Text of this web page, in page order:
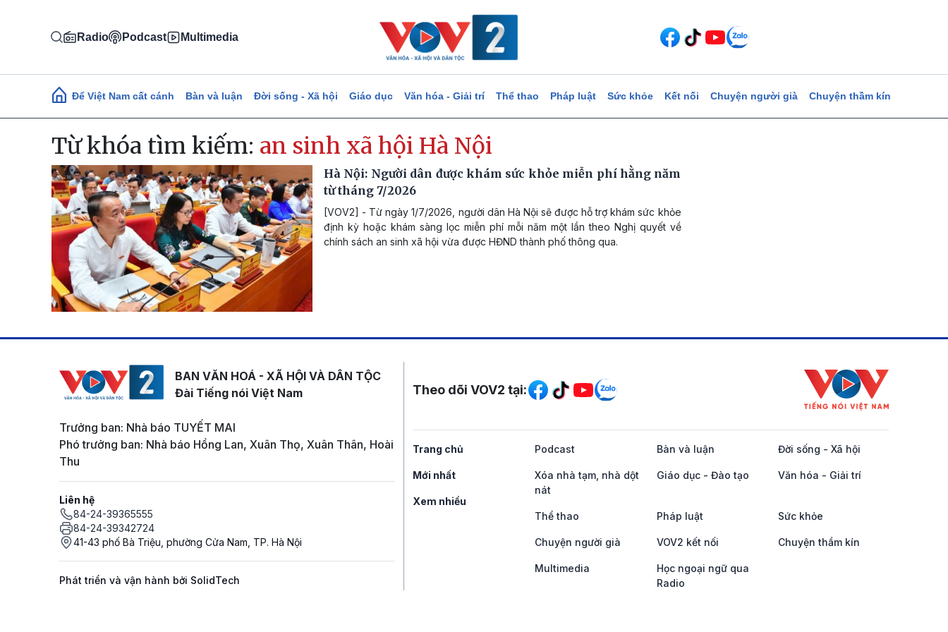
Radio Podcast Multimedia
Main navigation
Để Việt Nam cất cánh Bàn và luận Đời sống - Xã hội Giáo dục Văn hóa - Giải trí Thể thao Pháp luật Sức khỏe Kết nối Chuyện người già Chuyện thầm kín
Từ khóa tìm kiếm: an sinh xã hội Hà Nội
Hà Nội: Người dân được khám sức khỏe miễn phí hằng năm
từ tháng 7/2026
[VOV2] - Từ ngày 1/7/2026, người dân Hà Nội sẽ được hỗ trợ khám sức khỏe
định kỳ hoặc khám sàng lọc miễn phí mỗi năm một lần theo Nghị quyết về
chính sách an sinh xã hội vừa được HĐND thành phố thông qua.
BAN VĂN HOÁ - XÃ HỘI VÀ DÂN TỘC
Đài Tiếng nói Việt Nam
Trưởng ban: Nhà báo TUYẾT MAI
Phó trưởng ban: Nhà báo Hồng Lan, Xuân Thọ, Xuân Thân, Hoài
Thu
Liên hệ
84-24-39365555
84-24-39342724
41-43 phố Bà Triệu, phường Cửa Nam, TP. Hà Nội
Phát triển và vận hành bởi SolidTech
Mạng xã hội
Theo dõi VOV2 tại:
Trang chủ
Mới nhất
Xem nhiều
Podcast Bàn và luận Đời sống - Xã hội
Xóa nhà tạm, nhà dột
nát
Giáo dục - Đào tạo Văn hóa - Giải trí
Thể thao Pháp luật Sức khỏe
Chuyện người già VOV2 kết nối Chuyện thầm kín
Multimedia
Học ngoại ngữ qua
Radio